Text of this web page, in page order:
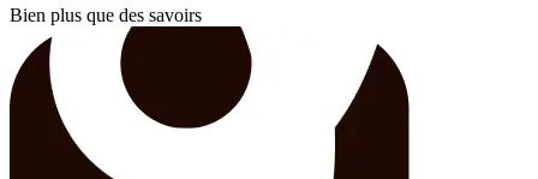
Bien plus que des savoirs